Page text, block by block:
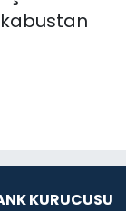
KURUCUSU